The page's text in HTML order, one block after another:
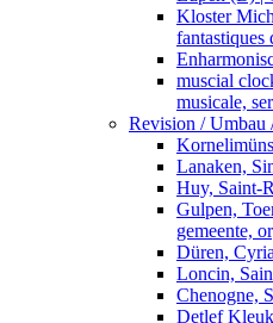
Kloster
fantastiques
muscial
musicale,
Revision / Umbau
Lanaken,
Huy, Saint-
Gulpen,
gemeente,
Düren,
Loncin,
Chenogne,
Detlef